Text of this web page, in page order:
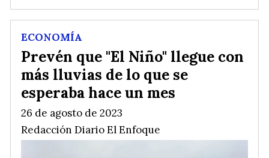
Prevén que "El Niño" llegue con
más lluvias de lo que se
esperaba hace un mes
Redacción Diario El Enfoque
ECONOMÍA
26 de agosto de 2023